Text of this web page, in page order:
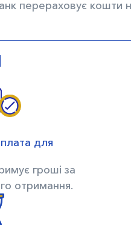
перераховує кошти
для
гроші за
отримання.